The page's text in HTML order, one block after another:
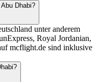
Dhabi?
unter anderem
Royal Jordanian,
mcflight.de sind inklusive